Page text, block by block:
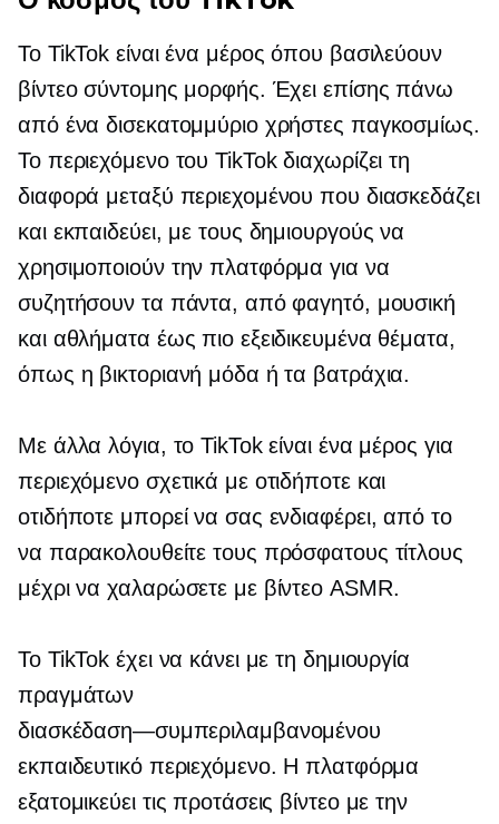
Το TikTok είναι ένα μέρος όπου βασιλεύουν
βίντεο σύντομης μορφής. Έχει επίσης πάνω
από ένα δισεκατομμύριο χρήστες παγκοσμίως.
Το περιεχόμενο του TikTok διαχωρίζει τη
διαφορά μεταξύ περιεχομένου που διασκεδάζει
και εκπαιδεύει, με τους δημιουργούς να
χρησιμοποιούν την πλατφόρμα για να
συζητήσουν τα πάντα, από φαγητό, μουσική
και αθλήματα έως πιο εξειδικευμένα θέματα,
όπως η βικτοριανή μόδα ή τα βατράχια.
Με άλλα λόγια, το TikTok είναι ένα μέρος για
περιεχόμενο σχετικά με οτιδήποτε και
οτιδήποτε μπορεί να σας ενδιαφέρει, από το
να παρακολουθείτε τους πρόσφατους τίτλους
μέχρι να χαλαρώσετε με βίντεο ASMR.
Το TikTok έχει να κάνει με τη δημιουργία
πραγμάτων
διασκέδαση—συμπεριλαμβανομένου
εκπαιδευτικό περιεχόμενο. Η πλατφόρμα
εξατομικεύει τις προτάσεις βίντεο με την